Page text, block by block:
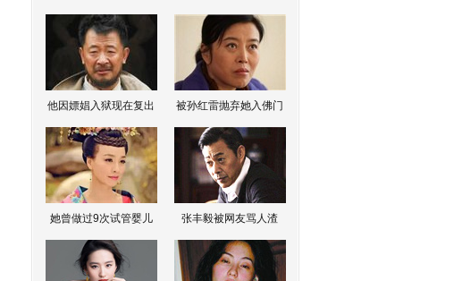
他因嫖娼入狱现在复出 被孙红雷抛弃她入佛门
她曾做过9次试管婴儿 张丰毅被网友骂人渣